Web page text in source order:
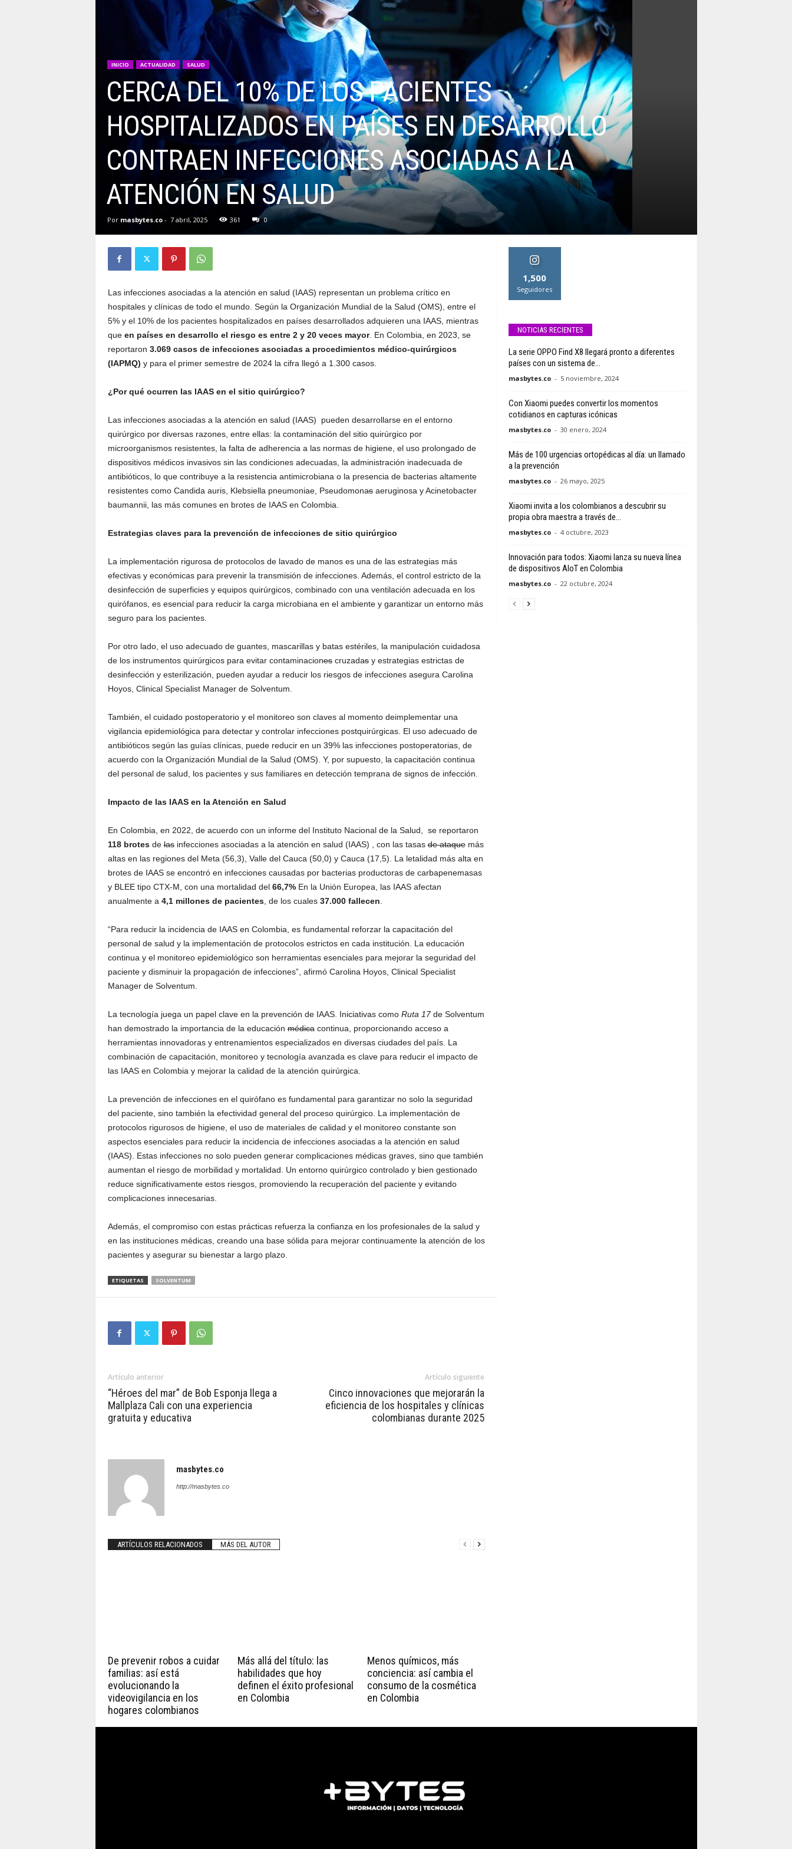
INICIO ACTUALIDAD SALUD
CERCA DEL 10% DE LOS PACIENTES
HOSPITALIZADOS EN PAÍSES EN DESARROLLO
CONTRAEN INFECCIONES ASOCIADAS A LA
ATENCIÓN EN SALUD
Por masbytes.co- 7 abril, 2025 361 0
Las infecciones asociadas a la atención en salud (IAAS) representan un problema crítico en
hospitales y clínicas de todo el mundo. Según la Organización Mundial de la Salud (OMS), entre el
5% y el 10% de los pacientes hospitalizados en países desarrollados adquieren una IAAS, mientras
que en países en desarrollo el riesgo es entre 2 y 20 veces mayor. En Colombia, en 2023, se
reportaron 3.069 casos de infecciones asociadas a procedimientos médico-quirúrgicos
(IAPMQ) y para el primer semestre de 2024 la cifra llegó a 1.300 casos.
¿Por qué ocurren las IAAS en el sitio quirúrgico?
Las infecciones asociadas a la atención en salud (IAAS) pueden desarrollarse en el entorno
quirúrgico por diversas razones, entre ellas: la contaminación del sitio quirúrgico por
microorganismos resistentes, la falta de adherencia a las normas de higiene, el uso prolongado de
dispositivos médicos invasivos sin las condiciones adecuadas, la administración inadecuada de
antibióticos, lo que contribuye a la resistencia antimicrobiana o la presencia de bacterias altamente
resistentes como Candida auris, Klebsiella pneumoniae, Pseudomonasaeruginosa y Acinetobacter
baumannii, las más comunes en brotes de IAAS en Colombia.
Estrategias claves para la prevención de infecciones de sitio quirúrgico
La implementación rigurosa de protocolos de lavado de manos es una de las estrategias más
efectivas y económicas para prevenir la transmisión de infecciones. Además, el control estricto de la
desinfección de superficies y equipos quirúrgicos, combinado con una ventilación adecuada en los
quirófanos, es esencial para reducir la carga microbiana en el ambiente y garantizar un entorno más
seguro para los pacientes.
Por otro lado, el uso adecuado de guantes, mascarillas y batas estériles, la manipulación cuidadosa
de los instrumentos quirúrgicos para evitar contaminacionescruzadasy estrategias estrictas de
desinfección y esterilización, pueden ayudar a reducir los riesgos de infecciones asegura Carolina
Hoyos, Clinical Specialist Manager de Solventum.
También, el cuidado postoperatorio y el monitoreo son claves al momento deimplementar una
vigilancia epidemiológica para detectar y controlar infecciones postquirúrgicas. El uso adecuado de
antibióticos según las guías clínicas, puede reducir en un 39% las infecciones postoperatorias, de
acuerdo con la Organización Mundial de la Salud (OMS). Y, por supuesto, la capacitación continua
del personal de salud, los pacientes y sus familiares en detección temprana de signos de infección.
Impacto de las IAAS en la Atención en Salud
En Colombia, en 2022, de acuerdo con un informe del Instituto Nacional de la Salud, se reportaron
118 brotesdelasinfecciones asociadas a la atención en salud (IAAS) , con las tasasde ataquemás
altas en las regiones del Meta (56,3), Valle del Cauca (50,0) y Cauca (17,5). La letalidad más alta en
brotes de IAAS se encontró en infecciones causadas por bacterias productoras de carbapenemasas
y BLEE tipo CTX-M, con una mortalidad del 66,7%En la Unión Europea, las IAAS afectan
anualmente a 4,1 millones de pacientes, de los cuales 37.000 fallecen
“Para reducir la incidencia de IAAS en Colombia, es fundamental reforzar la capacitación del
personal de salud y la implementación de protocolos estrictos en cada institución. La educación
continua y el monitoreo epidemiológico son herramientas esenciales para mejorar la seguridad del
paciente y disminuir la propagación de infecciones”, afirmó Carolina Hoyos, Clinical Specialist
Manager de Solventum.
La tecnología juega un papel clave en la prevención de IAAS. Iniciativas como Ruta 17de Solventum
han demostrado la importancia de la educaciónmédicacontinua, proporcionando acceso a
herramientas innovadoras y entrenamientos especializados en diversas ciudades del país. La
combinación de capacitación, monitoreo y tecnología avanzada es clave para reducir el impacto de
las IAAS en Colombia y mejorar la calidad de la atención quirúrgica.
La prevención de infecciones en el quirófano es fundamental para garantizar no solo la seguridad
del paciente, sino también la efectividad general del proceso quirúrgico. La implementación de
protocolos rigurosos de higiene, el uso de materiales de calidad y el monitoreo constante son
aspectos esenciales para reducir la incidencia de infecciones asociadas a la atención en salud
(IAAS). Estas infecciones no solo pueden generar complicaciones médicas graves, sino que también
aumentan el riesgo de morbilidad y mortalidad. Un entorno quirúrgico controlado y bien gestionado
reduce significativamente estos riesgos, promoviendo la recuperación del paciente y evitando
complicaciones innecesarias.
Además, el compromiso con estas prácticas refuerza la confianza en los profesionales de la salud y
en las instituciones médicas, creando una base sólida para mejorar continuamente la atención de los
pacientes y asegurar su bienestar a largo plazo.
ETIQUETAS SOLVENTUM
Artículo anterior
“Héroes del mar” de Bob Esponja llega a
Mallplaza Cali con una experiencia
gratuita y educativa
Artículo siguiente
Cinco innovaciones que mejorarán la
eficiencia de los hospitales y clínicas
colombianas durante 2025
masbytes.co
http://masbytes.co
ARTÍCULOS RELACIONADOS MÁS DEL AUTOR
De prevenir robos a cuidar
familias: así está
evolucionando la
videovigilancia en los
hogares colombianos
Más allá del título: las
habilidades que hoy
definen el éxito profesional
en Colombia
Menos químicos, más
conciencia: así cambia el
consumo de la cosmética
en Colombia
1,500
Seguidores
NOTICIAS RECIENTES
La serie OPPO Find X8 llegará pronto a diferentes
países con un sistema de...
masbytes.co - 5 noviembre, 2024
Con Xiaomi puedes convertir los momentos
cotidianos en capturas icónicas
masbytes.co - 30 enero, 2024
Más de 100 urgencias ortopédicas al día: un llamado
a la prevención
masbytes.co - 26 mayo, 2025
Xiaomi invita a los colombianos a descubrir su
propia obra maestra a través de...
masbytes.co - 4 octubre, 2023
Innovación para todos: Xiaomi lanza su nueva línea
de dispositivos AIoT en Colombia
masbytes.co - 22 octubre, 2024